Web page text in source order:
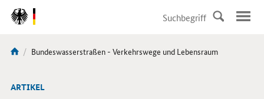
DirektZu:
Navigation
Sie
hier:
Aktuelle
Bundeswasserstraßen - Verkehrswege und Lebensraum
ARTIKEL